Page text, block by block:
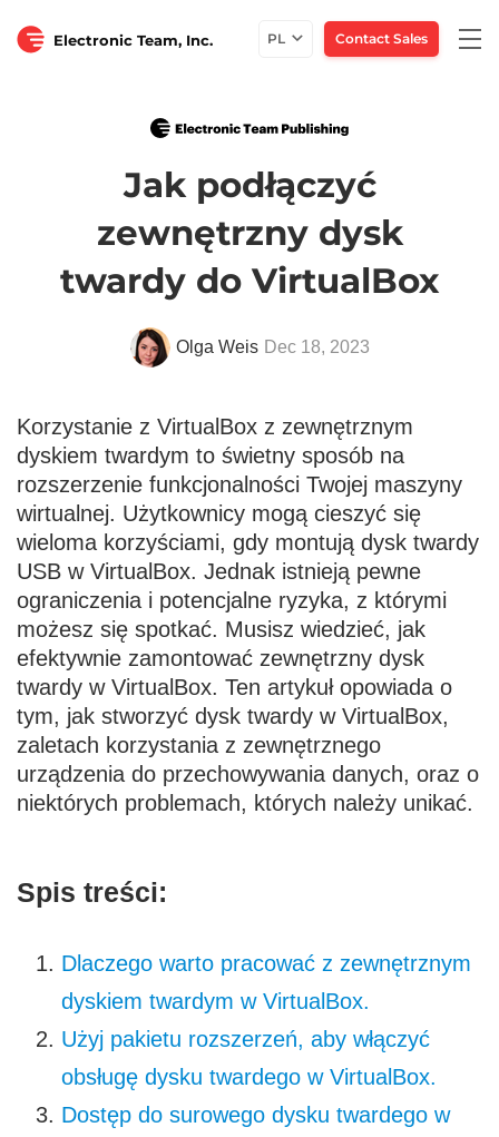
Electronic Team, Inc. PL Contact Sales
Jak podłączyć
zewnętrzny dysk
twardy do VirtualBox
Olga Weis Dec 18, 2023
Korzystanie z VirtualBox z zewnętrznym
dyskiem twardym to świetny sposób na
rozszerzenie funkcjonalności Twojej maszyny
wirtualnej. Użytkownicy mogą cieszyć się
wieloma korzyściami, gdy montują dysk twardy
USB w VirtualBox. Jednak istnieją pewne
ograniczenia i potencjalne ryzyka, z którymi
możesz się spotkać. Musisz wiedzieć, jak
efektywnie zamontować zewnętrzny dysk
twardy w VirtualBox. Ten artykuł opowiada o
tym, jak stworzyć dysk twardy w VirtualBox,
zaletach korzystania z zewnętrznego
urządzenia do przechowywania danych, oraz o
niektórych problemach, których należy unikać.
Spis treści:
Dlaczego warto pracować z zewnętrznym
dyskiem twardym w VirtualBox.
Użyj pakietu rozszerzeń, aby włączyć
obsługę dysku twardego w VirtualBox.
Dostęp do surowego dysku twardego w